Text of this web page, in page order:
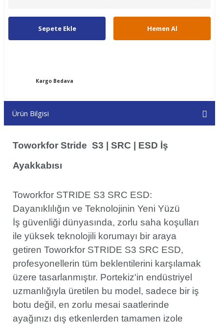
Sepete Ekle Hemen Al
Kargo Bedava
Ürün Bilgisi
Toworkfor Stride S3 | SRC | ESD İş
Ayakkabısı
Toworkfor STRIDE S3 SRC ESD:
Dayanıklılığın ve Teknolojinin Yeni Yüzü
İş güvenliği dünyasında, zorlu saha koşulları
ile yüksek teknolojili korumayı bir araya
getiren Toworkfor STRIDE S3 SRC ESD,
profesyonellerin tüm beklentilerini karşılamak
üzere tasarlanmıştır. Portekiz'in endüstriyel
uzmanlığıyla üretilen bu model, sadece bir iş
botu değil, en zorlu mesai saatlerinde
ayağınızı dış etkenlerden tamamen izole